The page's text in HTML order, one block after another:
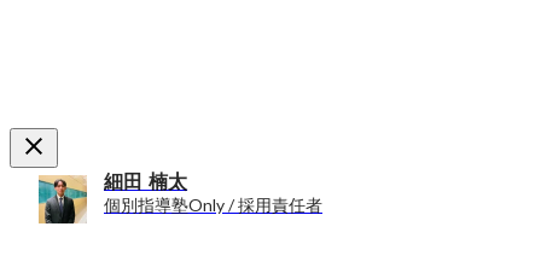
細田 楠太
個別指導塾Only / 採用責任者